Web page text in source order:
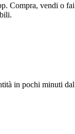
Compra, vendi o fai
in pochi minuti dal